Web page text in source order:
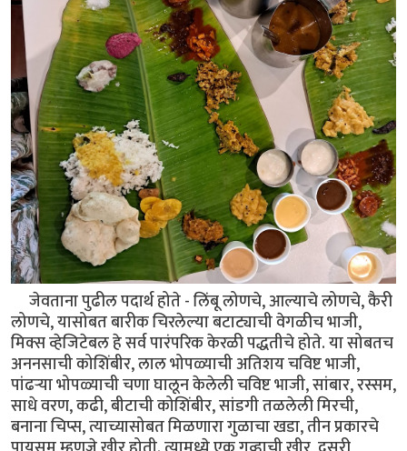
जेवताना पुढील पदार्थ होते - लिंबू लोणचे, आल्याचे लोणचे, कैरी
लोणचे, यासोबत बारीक चिरलेल्या बटाट्याची वेगळीच भाजी,
मिक्स व्हेजिटेबल हे सर्व पारंपरिक केरळी पद्धतीचे होते. या सोबतच
अननसाची कोशिंबीर, लाल भोपळ्याची अतिशय चविष्ट भाजी,
पांढऱ्या भोपळ्याची चणा घालून केलेली चविष्ट भाजी, सांबार, रस्सम,
साधे वरण, कढी, बीटाची कोशिंबीर, सांडगी तळलेली मिरची,
बनाना चिप्स, त्याच्यासोबत मिळणारा गुळाचा खडा, तीन प्रकारचे